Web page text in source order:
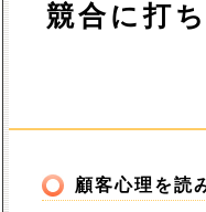
競合に打
顧客心理を読